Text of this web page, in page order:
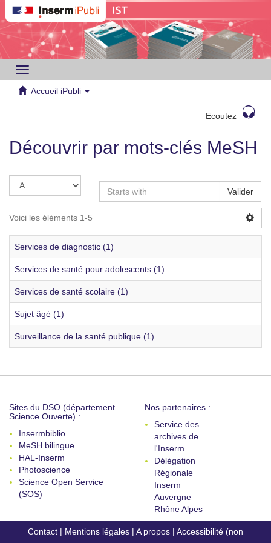
Toggle
navigation
Accueil iPubli
Ecoutez
Découvrir par mots-clés MeSH
Valider
Voici les éléments 1-5
Services de diagnostic (1)
Services de santé pour adolescents (1)
Services de santé scolaire (1)
Sujet âgé (1)
Surveillance de la santé publique (1)
Sites du DSO (département
Science Ouverte) :
Insermbiblio
MeSH bilingue
HAL-Inserm
Photoscience
Science Open Service
(SOS)
Nos partenaires :
Service des
archives de
l'Inserm
Délégation
Régionale
Inserm
Auvergne
Rhône Alpes
Contact | Mentions légales | A propos | Accessibilité (non